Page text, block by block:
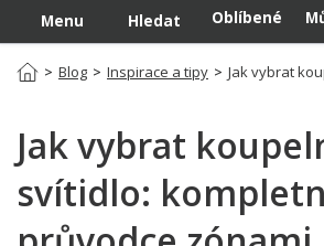
Menu Hledat
Hledat v produktech
Oblíbené
> Blog > Inspirace a tipy > Jak vybrat
Jak vybrat
svítidlo: